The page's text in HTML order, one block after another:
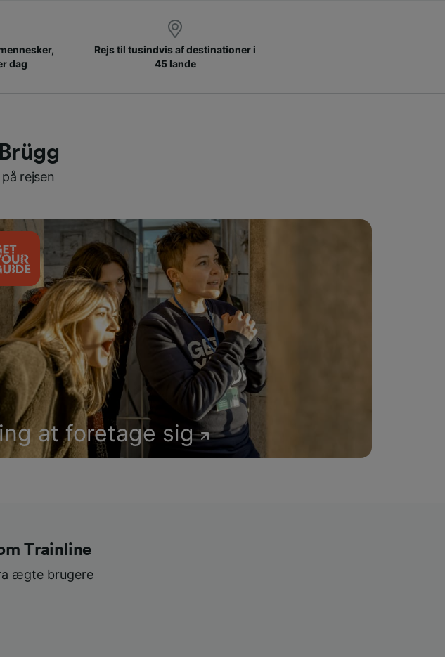
dag
Rejs til tusindvis af destinationer i
45 lande
rejsen
at foretage sig
Trainline
ægte brugere